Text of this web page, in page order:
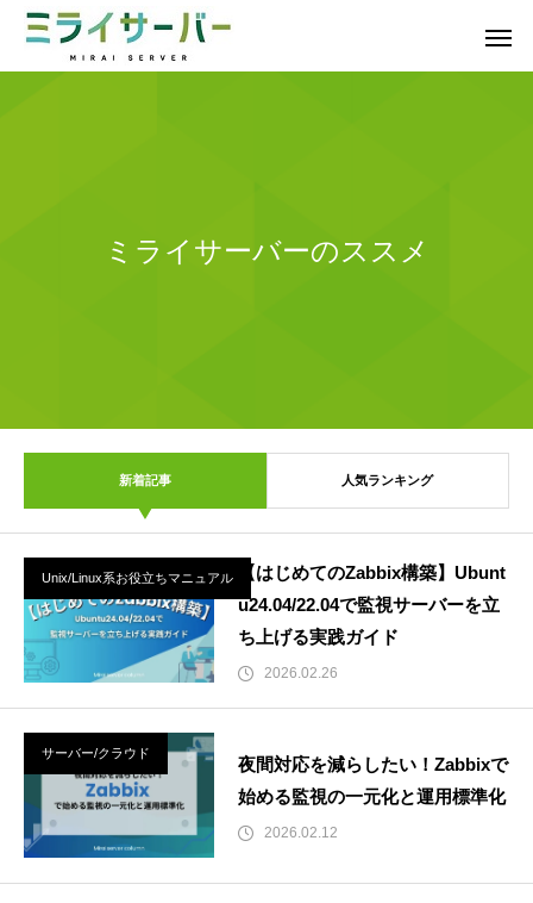
ミライサーバーのススメ
新着記事 人気ランキング
Unix/Linux系お役立ちマニュアル
【はじめてのZabbix構築】Ubunt
u24.04/22.04で監視サーバーを立
ち上げる実践ガイド
2026.02.26
サーバー/クラウド
夜間対応を減らしたい！Zabbixで
始める監視の一元化と運用標準化
2026.02.12